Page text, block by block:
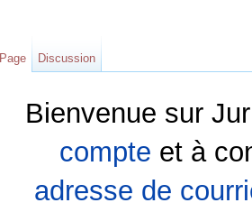
Bienvenue sur
compte et à
adresse de
Page Discussion